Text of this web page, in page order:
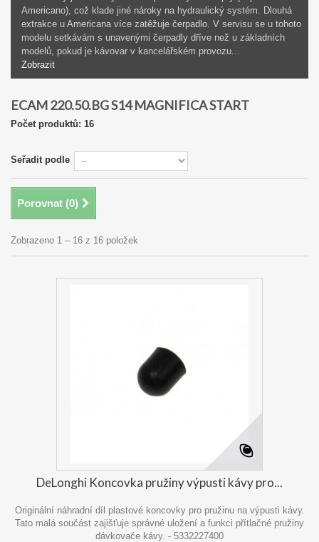
Americano), což klade jiné nároky na hydraulický systém. Dlouhá
extrakce u Americana více zatěžuje čerpadlo. V servisu se u tohoto
modelu setkávám s unavenými čerpadly dříve než u základních
modelů, pokud je kávovar v kancelářském provozu...
Zobrazit
ECAM 220.50.BG S14 MAGNIFICA START
Počet produktů: 16
Seřadit podle
Porovnat (0)
Zobrazeno 1 – 16 z 16 položek
DeLonghi Koncovka pružiny výpusti kávy pro...
Originální náhradní díl plastové koncovky pro pružinu na výpusti kávy.
Tato malá součást zajišťuje správné uložení a funkci přítlačné pružiny
dávkovače kávy. - 5332227400